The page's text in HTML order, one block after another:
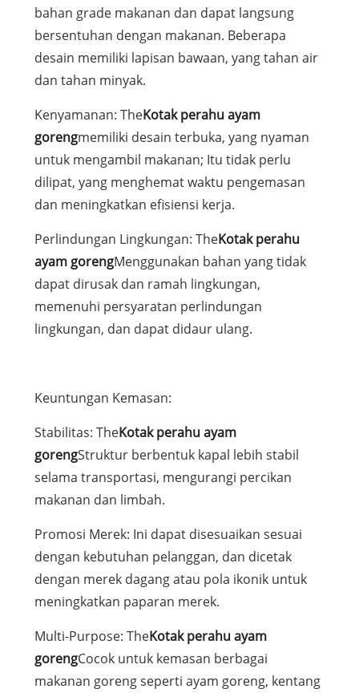
bahan grade makanan dan dapat langsung
bersentuhan dengan makanan. Beberapa
desain memiliki lapisan bawaan, yang tahan air
dan tahan minyak.
Kenyamanan: TheKotak perahu ayam
gorengmemiliki desain terbuka, yang nyaman
untuk mengambil makanan; Itu tidak perlu
dilipat, yang menghemat waktu pengemasan
dan meningkatkan efisiensi kerja.
Perlindungan Lingkungan: TheKotak perahu
ayam gorengMenggunakan bahan yang tidak
dapat dirusak dan ramah lingkungan,
memenuhi persyaratan perlindungan
lingkungan, dan dapat didaur ulang.
Keuntungan Kemasan:
Stabilitas: TheKotak perahu ayam
gorengStruktur berbentuk kapal lebih stabil
selama transportasi, mengurangi percikan
makanan dan limbah.
Promosi Merek: Ini dapat disesuaikan sesuai
dengan kebutuhan pelanggan, dan dicetak
dengan merek dagang atau pola ikonik untuk
meningkatkan paparan merek.
Multi-Purpose: TheKotak perahu ayam
gorengCocok untuk kemasan berbagai
makanan goreng seperti ayam goreng, kentang